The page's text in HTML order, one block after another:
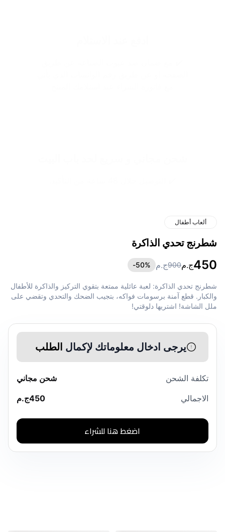
ألعاب أطفال
شطرنج تحدي الذاكرة
450ج.م900ج.م 50%-
شطرنج تحدي الذاكرة: لعبة عائلية ممتعة بتقوي التركيز والذاكرة للأطفال
والكبار. قطع آمنة برسومات فواكه، بتجيب الضحك والتحدي وتقضي على
ملل الشاشة! اشتريها دلوقتي!
يرجى ادخال معلوماتك لإكمال الطلب
تكلفة الشحن
شحن مجاني
الاجمالي
450ج.م
اضغط هنا للشراء